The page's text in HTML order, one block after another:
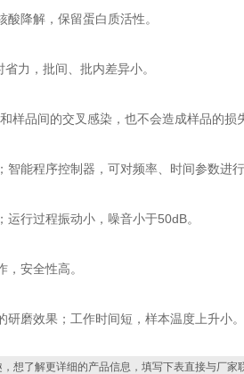
降解，保留蛋白质活性。
力，批间、批内差异小。
样品间的交叉感染，也不会造成样品的损
能程序控制器，可对频率、时间参数进行
行过程振动小，噪音小于50dB。
安全性高。
磨效果；工作时间短，样本温度上升小。
想了解更详细的产品信息，填写下表直接与厂家